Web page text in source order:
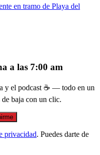
en tramo de Playa del
a las 7:00 am
y el podcast ☕ — todo en un
baja con un clic.
privacidad. Puedes darte de